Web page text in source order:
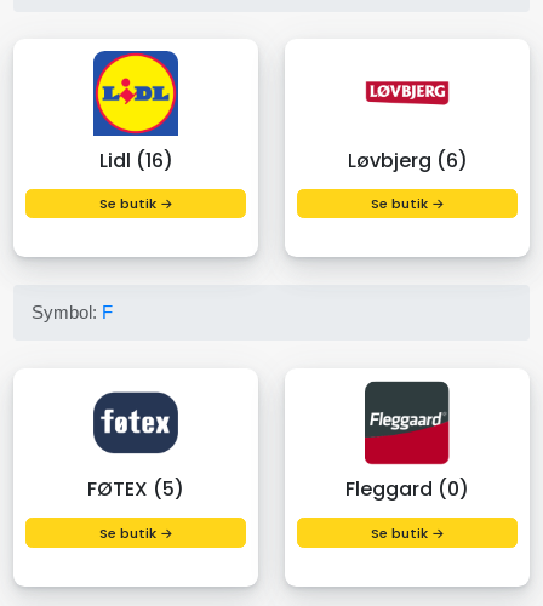
Lidl (16)
Se butik →
Løvbjerg (6)
Se butik →
Symbol: F
FØTEX (5)
Se butik →
Fleggard (0)
Se butik →